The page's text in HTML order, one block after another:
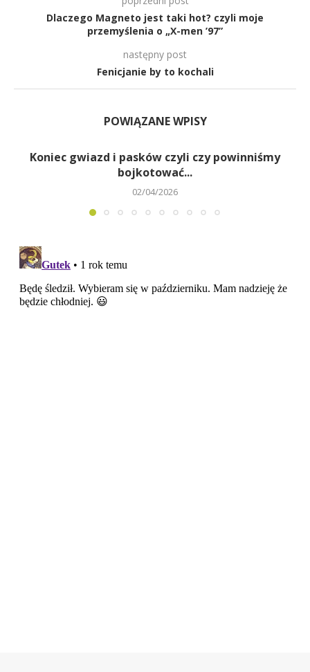
Dlaczego Magneto jest taki hot? czyli moje
przemyślenia o „X-men ’97”
następny post
Fenicjanie by to kochali
POWIĄZANE WPISY
Koniec gwiazd i pasków czyli czy powinniśmy
bojkotować...
02/04/2026